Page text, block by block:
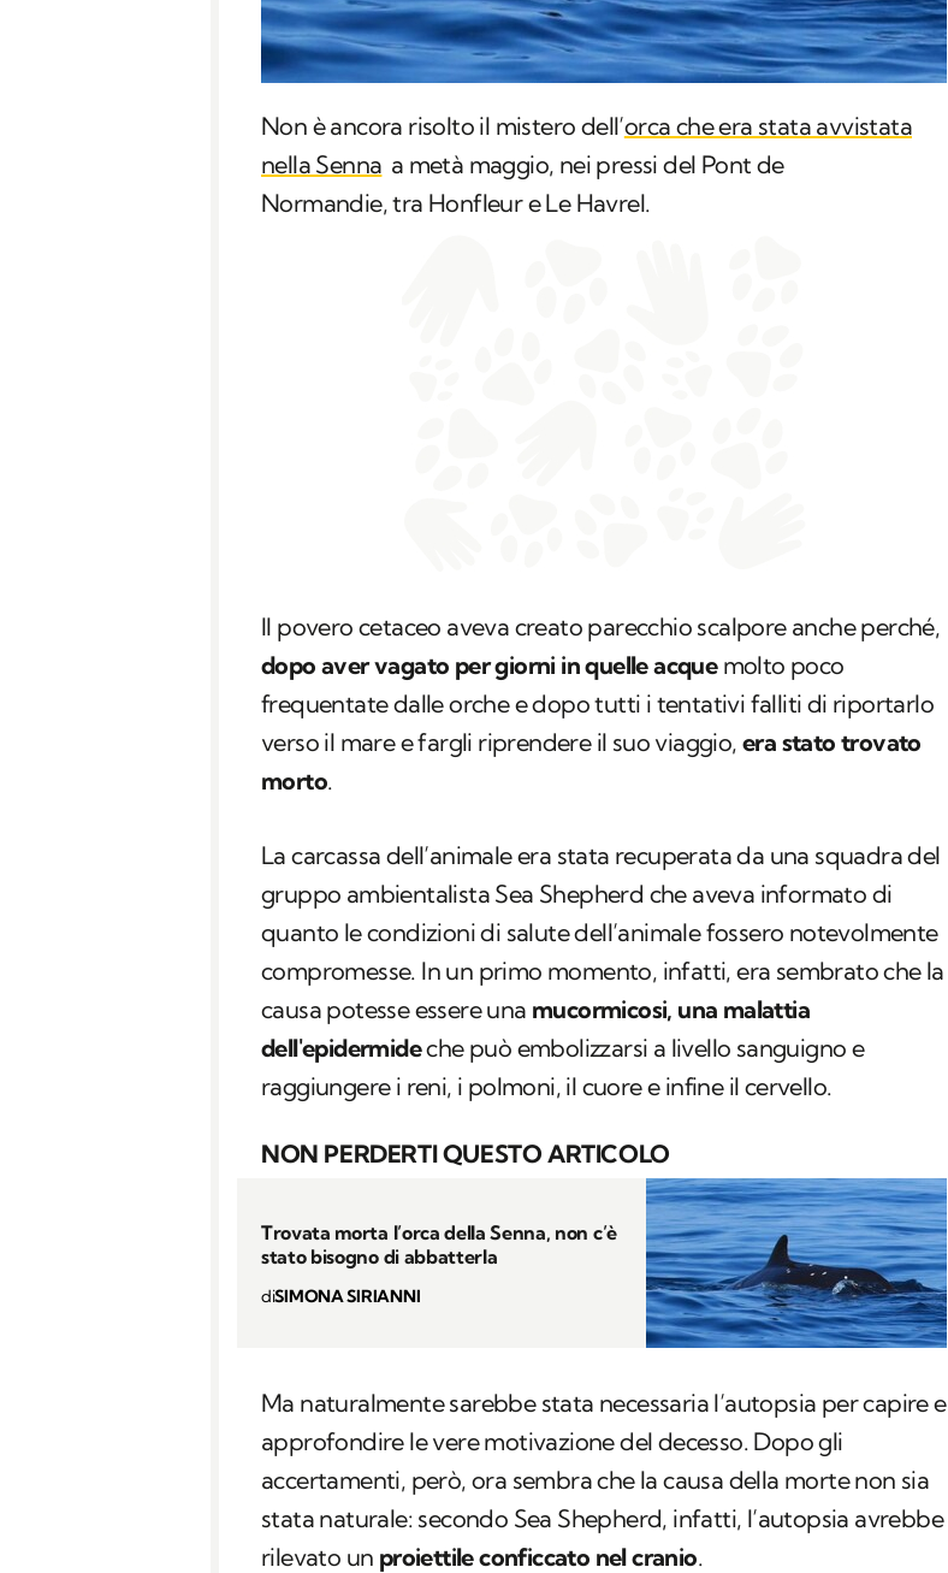
Non è ancora risolto il mistero dell’orca che era stata avvistata
nella Senna a metà maggio, nei pressi del Pont de
Normandie, tra Honfleur e Le Havrel.
Il povero cetaceo aveva creato parecchio scalpore anche perché,
dopo aver vagato per giorni in quelle acquemolto poco
frequentate dalle orche e dopo tutti i tentativi falliti di riportarlo
verso il mare e fargli riprendere il suo viaggio, era stato trovato
morto.
La carcassa dell’animale era stata recuperata da una squadra del
gruppo ambientalista Sea Shepherd che aveva informato di
quanto le condizioni di salute dell’animale fossero notevolmente
compromesse. In un primo momento, infatti, era sembrato che la
causa potesse essere una mucormicosi, una malattia
dell'epidermideche può embolizzarsi a livello sanguigno e
raggiungere i reni, i polmoni, il cuore e infine il cervello.
NON PERDERTI QUESTO ARTICOLO
Trovata morta l’orca della Senna, non c’è
stato bisogno di abbatterla
diSIMONA SIRIANNI
Ma naturalmente sarebbe stata necessaria l’autopsia per capire e
approfondire le vere motivazione del decesso. Dopo gli
accertamenti, però, ora sembra che la causa della morte non sia
stata naturale: secondo Sea Shepherd, infatti, l’autopsia avrebbe
rilevato un proiettile conficcato nel cranio.